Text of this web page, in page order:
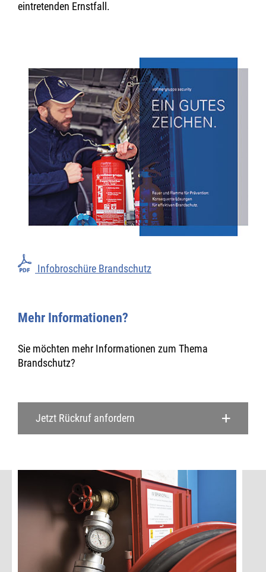
eintretenden Ernstfall.
Infobroschüre Brandschutz
Mehr Informationen?
Sie möchten mehr Informationen zum Thema
Brandschutz?
Jetzt Rückruf anfordern